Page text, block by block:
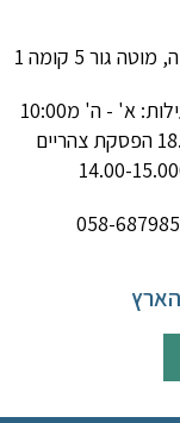
גור 5 קומה 1
שעות פעילות: א' - ה' מ10:00
עד 18.00 הפסקת צהריים
14.00-
058-